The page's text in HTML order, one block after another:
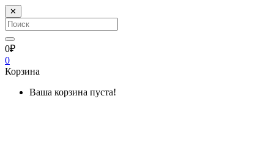
✕
0₽
0
Корзина
Ваша корзина пуста!